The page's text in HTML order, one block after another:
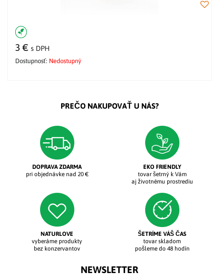
3 € s DPH
Dostupnosť: Nedostupný
PREČO NAKUPOVAŤ U NÁS?
DOPRAVA ZDARMA
pri objednávke nad 20 €
EKO FRIENDLY
tovar šetrný k Vám
aj životnému prostrediu
NATURLOVE
vyberáme produkty
bez konzervantov
ŠETRÍME VÁŠ ČAS
tovar skladom
pošleme do 48 hodín
NEWSLETTER